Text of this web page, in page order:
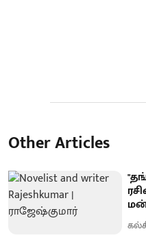
Other Articles